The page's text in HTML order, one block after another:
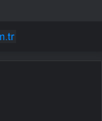
sona eriyor